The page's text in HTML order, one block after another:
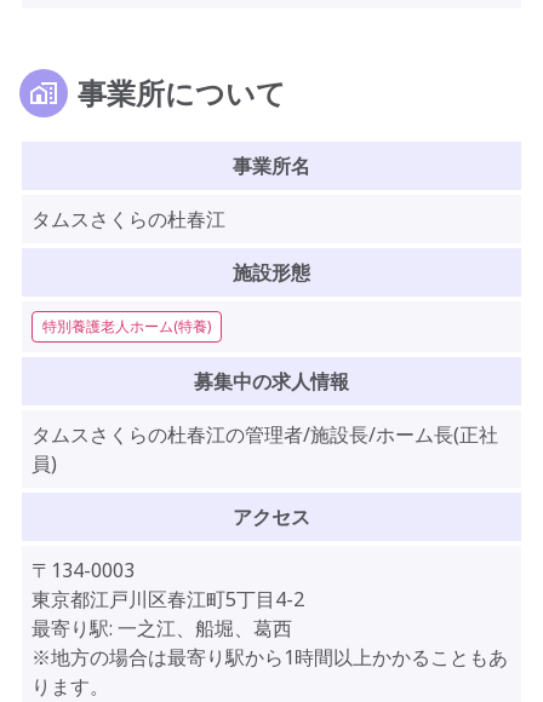
事業所について
事業所名
タムスさくらの杜春江
施設形態
特別養護老人ホーム(特養)
募集中の求人情報
タムスさくらの杜春江の管理者/施設長/ホーム長(正社
員)
アクセス
〒134-0003
東京都江戸川区春江町5丁目4-2
最寄り駅: 一之江、船堀、葛西
※地方の場合は最寄り駅から1時間以上かかることもあ
ります。